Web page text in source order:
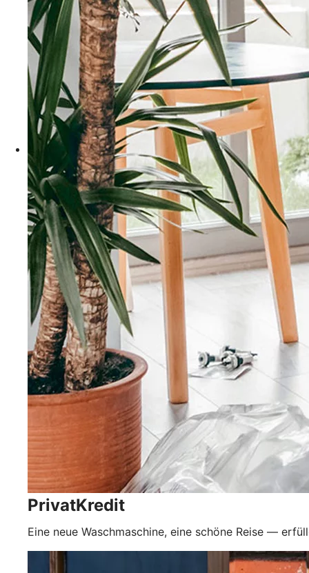
PrivatKredit
Eine neue Waschmaschine, eine schöne Reise —